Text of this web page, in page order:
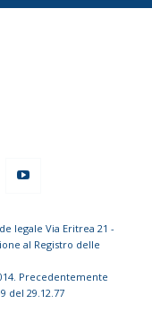
legale Via Eritrea 21 -
al Registro delle
Precedentemente
del 29.12.77